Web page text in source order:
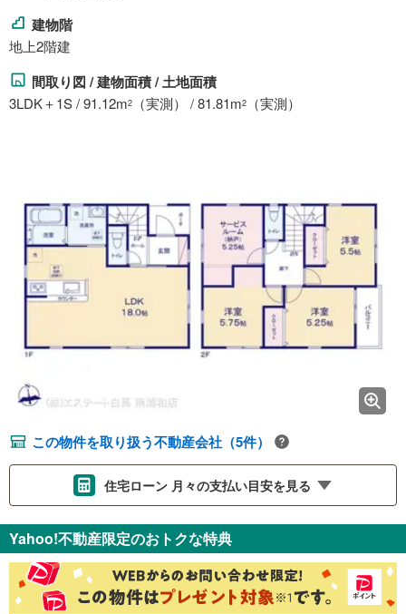
建物階
地上2階建
間取り図 / 建物面積 / 土地面積
3LDK＋1S / 91.12m2 （実測） / 81.81m2 （実測）
この物件を取り扱う不動産会社（5件）
住宅ローン 月々の支払い目安を見る
金利 ％
Yahoo!不動産限定のおトクな特典